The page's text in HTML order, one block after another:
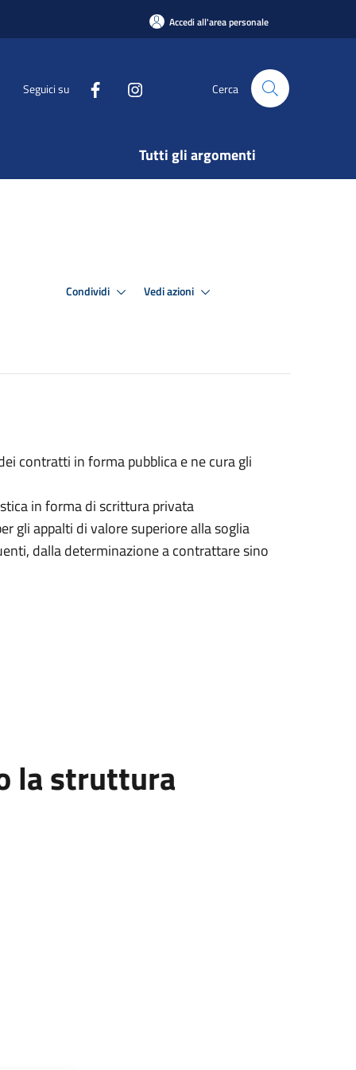
Accedi all'area personale
Seguici su Cerca
Tutti gli argomenti
Condividi Vedi azioni
contratti in forma pubblica e ne cura gli
in forma di scrittura privata
gli appalti di valore superiore alla soglia
dalla determinazione a contrattare sino
la struttura